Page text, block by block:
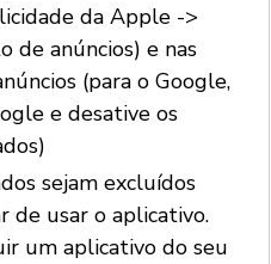
da Apple ->
de anúncios) e nas
(para o Google,
e desative os
sejam excluídos
de usar o aplicativo.
um aplicativo do seu